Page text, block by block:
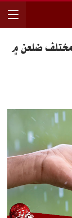
ضلعن ۾